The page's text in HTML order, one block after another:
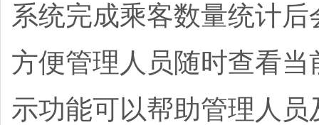
系统完成乘客数量统计
方便管理人员随时查看
示功能可以帮助管理人